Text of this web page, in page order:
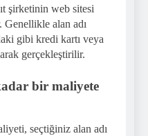
şirketinin web sitesi
alan adı
gibi kredi kartı veya
gerçekleştirilir.
bir maliyete
seçtiğiniz alan adı